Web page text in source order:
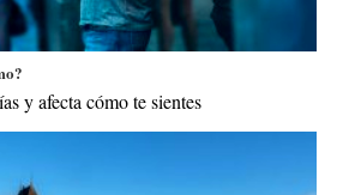
y afecta cómo te sientes